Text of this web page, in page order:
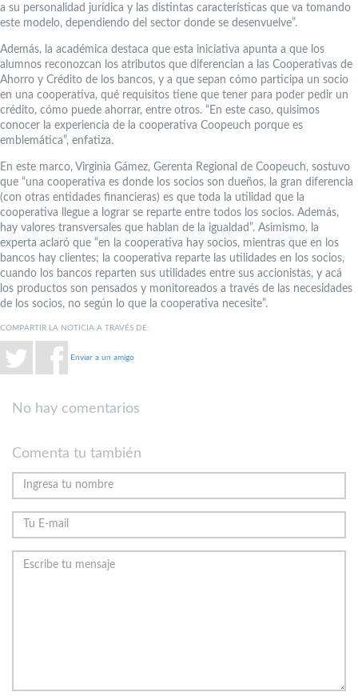
a su personalidad jurídica y las distintas características que va tomando
este modelo, dependiendo del sector donde se desenvuelve”.
Además, la académica destaca que esta iniciativa apunta a que los
alumnos reconozcan los atributos que diferencian a las Cooperativas de
Ahorro y Crédito de los bancos, y a que sepan cómo participa un socio
en una cooperativa, qué requisitos tiene que tener para poder pedir un
crédito, cómo puede ahorrar, entre otros. “En este caso, quisimos
conocer la experiencia de la cooperativa Coopeuch porque es
emblemática”, enfatiza.
En este marco, Virginia Gámez, Gerenta Regional de Coopeuch, sostuvo
que “una cooperativa es donde los socios son dueños, la gran diferencia
(con otras entidades financieras) es que toda la utilidad que la
cooperativa llegue a lograr se reparte entre todos los socios. Además,
hay valores transversales que hablan de la igualdad”. Asimismo, la
experta aclaró que “en la cooperativa hay socios, mientras que en los
bancos hay clientes; la cooperativa reparte las utilidades en los socios,
cuando los bancos reparten sus utilidades entre sus accionistas, y acá
los productos son pensados y monitoreados a través de las necesidades
de los socios, no según lo que la cooperativa necesite”.
COMPARTIR LA NOTICIA A TRAVÉS DE:
Enviar a un amigo
No hay comentarios
Comenta tu también